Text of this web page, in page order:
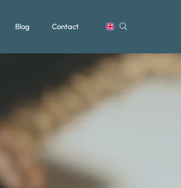
Blog Contact